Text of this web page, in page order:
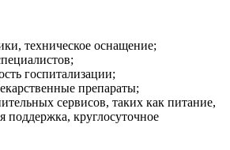
техническое оснащение;
госпитализации;
препараты;
сервисов, таких как питание,
поддержка, круглосуточное